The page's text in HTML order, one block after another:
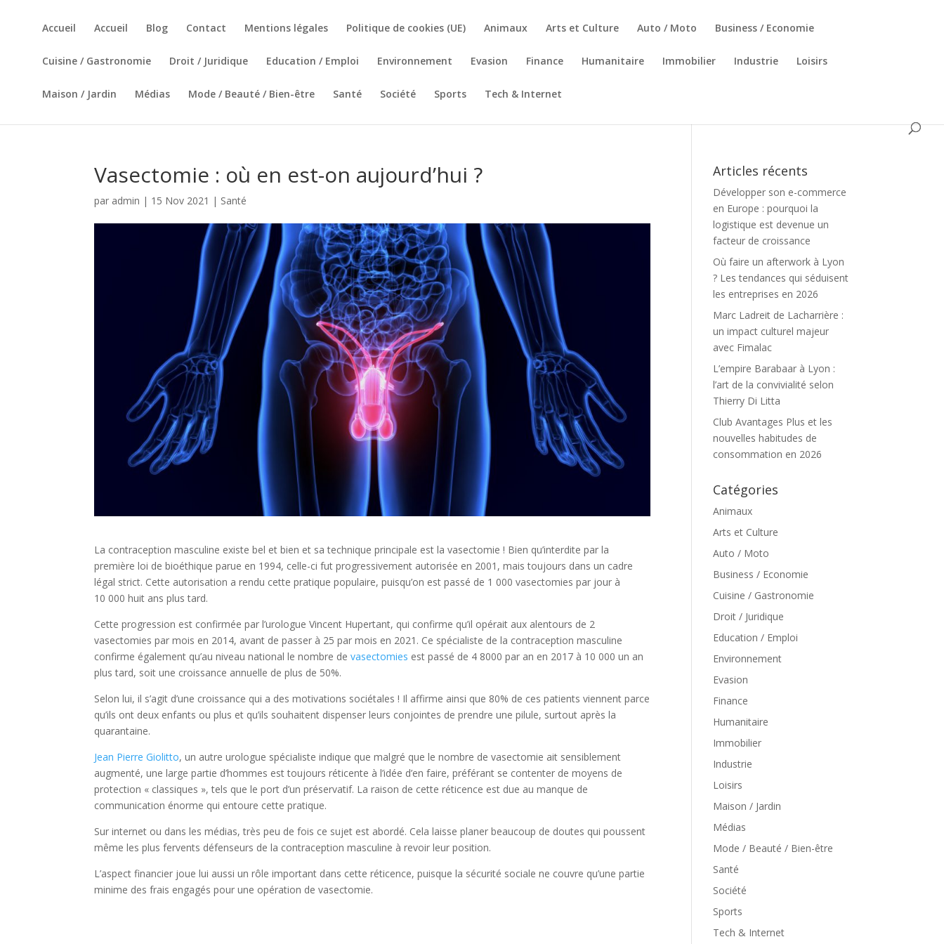
Accueil Accueil Blog Contact Mentions légales Politique de cookies (UE) Animaux Arts et Culture Auto / Moto Business / Economie
Cuisine / Gastronomie Droit / Juridique Education / Emploi Environnement Evasion Finance Humanitaire Immobilier Industrie Loisirs
Maison / Jardin Médias Mode / Beauté / Bien-être Santé Société Sports Tech & Internet
Vasectomie : où en est-on aujourd’hui ?
par admin | 15 Nov 2021 | Santé
La contraception masculine existe bel et bien et sa technique principale est la vasectomie ! Bien qu’interdite par la
première loi de bioéthique parue en 1994, celle-ci fut progressivement autorisée en 2001, mais toujours dans un cadre
légal strict. Cette autorisation a rendu cette pratique populaire, puisqu’on est passé de 1 000 vasectomies par jour à
10 000 huit ans plus tard.
Cette progression est confirmée par l’urologue Vincent Hupertant, qui confirme qu’il opérait aux alentours de 2
vasectomies par mois en 2014, avant de passer à 25 par mois en 2021. Ce spécialiste de la contraception masculine
confirme également qu’au niveau national le nombre devasectomies est passé de 4 8000 par an en 2017 à 10 000 un an
plus tard, soit une croissance annuelle de plus de 50%.
Selon lui, il s’agit d’une croissance qui a des motivations sociétales ! Il affirme ainsi que 80% de ces patients viennent parce
qu’ils ont deux enfants ou plus et qu’ils souhaitent dispenser leurs conjointes de prendre une pilule, surtout après la
quarantaine.
Jean Pierre Giolitto, un autre urologue spécialiste indique que malgré que le nombre de vasectomie ait sensiblement
augmenté, une large partie d’hommes est toujours réticente à l’idée d’en faire, préférant se contenter de moyens de
protection « classiques », tels que le port d’un préservatif. La raison de cette réticence est due au manque de
communication énorme qui entoure cette pratique.
Sur internet ou dans les médias, très peu de fois ce sujet est abordé. Cela laisse planer beaucoup de doutes qui poussent
même les plus fervents défenseurs de la contraception masculine à revoir leur position.
L’aspect financier joue lui aussi un rôle important dans cette réticence, puisque la sécurité sociale ne couvre qu’une partie
minime des frais engagés pour une opération de vasectomie.
Articles récents
Développer son e-commerce
en Europe : pourquoi la
logistique est devenue un
facteur de croissance
Où faire un afterwork à Lyon
? Les tendances qui séduisent
les entreprises en 2026
Marc Ladreit de Lacharrière :
un impact culturel majeur
avec Fimalac
L’empire Barabaar à Lyon :
l’art de la convivialité selon
Thierry Di Litta
Club Avantages Plus et les
nouvelles habitudes de
consommation en 2026
Catégories
Animaux
Arts et Culture
Auto / Moto
Business / Economie
Cuisine / Gastronomie
Droit / Juridique
Education / Emploi
Environnement
Evasion
Finance
Humanitaire
Immobilier
Industrie
Loisirs
Maison / Jardin
Médias
Mode / Beauté / Bien-être
Santé
Société
Sports
Tech & Internet